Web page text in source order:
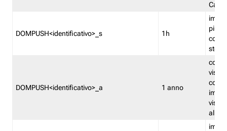
DOMPUSH<identificativo>_s 1h
più
DOMPUSH<identificativo>_a 1 anno